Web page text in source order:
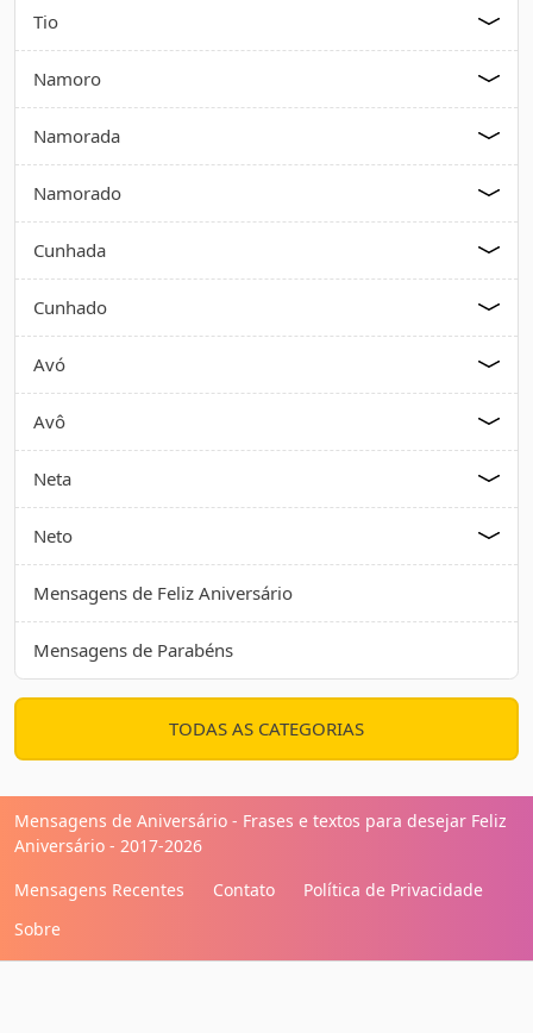
Tio
Namoro
Namorada
Namorado
Cunhada
Cunhado
Avó
Avô
Neta
Neto
Mensagens de Feliz Aniversário
Mensagens de Parabéns
TODAS AS CATEGORIAS
Mensagens de Aniversário - Frases e textos para desejar Feliz
Aniversário - 2017-2026
Mensagens Recentes
Contato
Política de Privacidade
Sobre